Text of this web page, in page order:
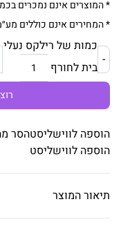
* המוצרים אינם נמכרים
* המחירים אינם כוללים
-
כמות של רילקס נעלי
בית לחורף
הוספה לווישליסטהסר
הוספה לווישליסט
תיאור המוצר